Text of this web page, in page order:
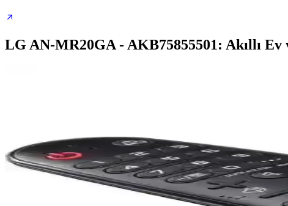
LG AN-MR20GA - AKB75855501: Akıllı